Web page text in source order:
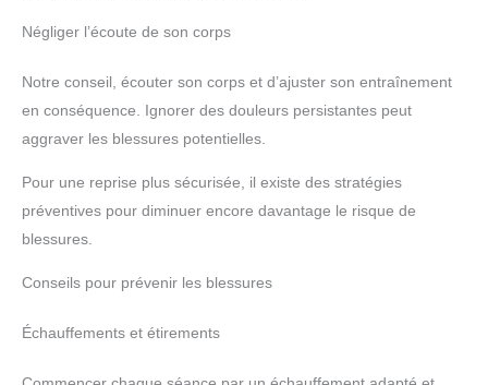
Négliger l’écoute de son corps
Notre conseil, écouter son corps et d’ajuster son entraînement
en conséquence. Ignorer des douleurs persistantes peut
aggraver les blessures potentielles.
Pour une reprise plus sécurisée, il existe des stratégies
préventives pour diminuer encore davantage le risque de
blessures.
Conseils pour prévenir les blessures
Échauffements et étirements